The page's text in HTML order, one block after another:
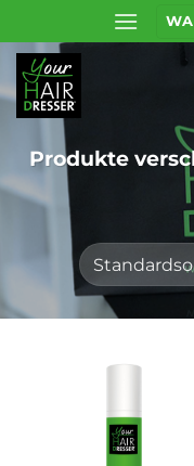
Inhalt
springen
Produkte